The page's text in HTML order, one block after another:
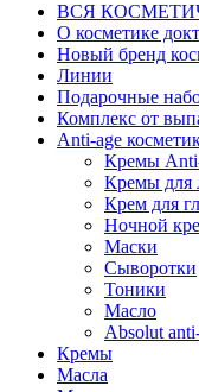
ВСЯ
О косметике
Новый бренд
Линии
Подарочные
Комплекс от
Anti-age
Кремы
Кремы для
Крем для
Ночной
Маски
Сыворотки
Тоники
Масло
Absolut
Кремы
Масла